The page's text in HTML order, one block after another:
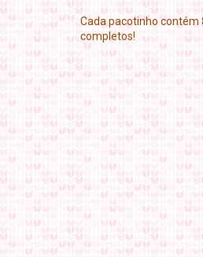
Cada pacotinho
completos!